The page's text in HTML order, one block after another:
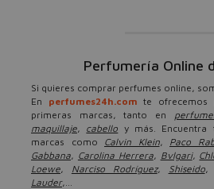
Perfumería Online
Si quieres comprar perfumes online,
En perfumes24h.com te ofrecemos
primeras marcas, tanto en
maquillaje, cabello y más.
marcas como Calvin Klein, Paco
Gabbana, Carolina Herrera, Bvlgari,
Loewe, Narciso Rodríguez, Shiseido,
Lauder,...